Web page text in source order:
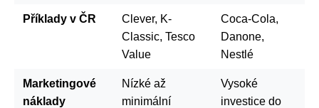
Příklady v ČR
Clever, K-
Classic, Tesco
Value
Coca-Cola,
Danone,
Nestlé
Marketingové
náklady
Nízké až
minimální
Vysoké
investice do